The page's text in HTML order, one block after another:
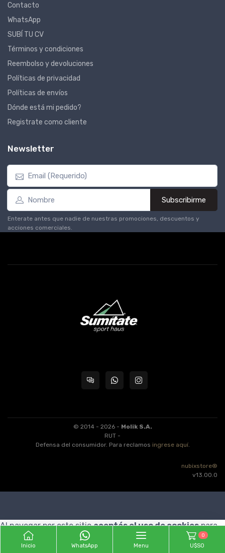
Contacto
WhatsApp
SUBÍ TU CV
Términos y condiciones
Reembolso y devoluciones
Políticas de privacidad
Políticas de envíos
Dónde está mi pedido?
Registrate como cliente
Newsletter
Subscribirme
Enterate antes que nadie de nuestras promociones, descuentos y
acciones comerciales.
© 2014 - 2026 - Molik S.A.
RUT -
Defensa del consumidor. Para reclamos ingrese aquí.
nubixstore®
v13.00.0
Inicio WhatsApp Menu
0
U$S0
Al navegar por este sitioaceptás el uso de cookiespara
agilizar tu experiencia de compra.
ENTENDIDO